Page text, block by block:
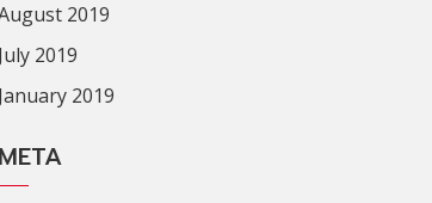
2019
July 2019
January 2019
META